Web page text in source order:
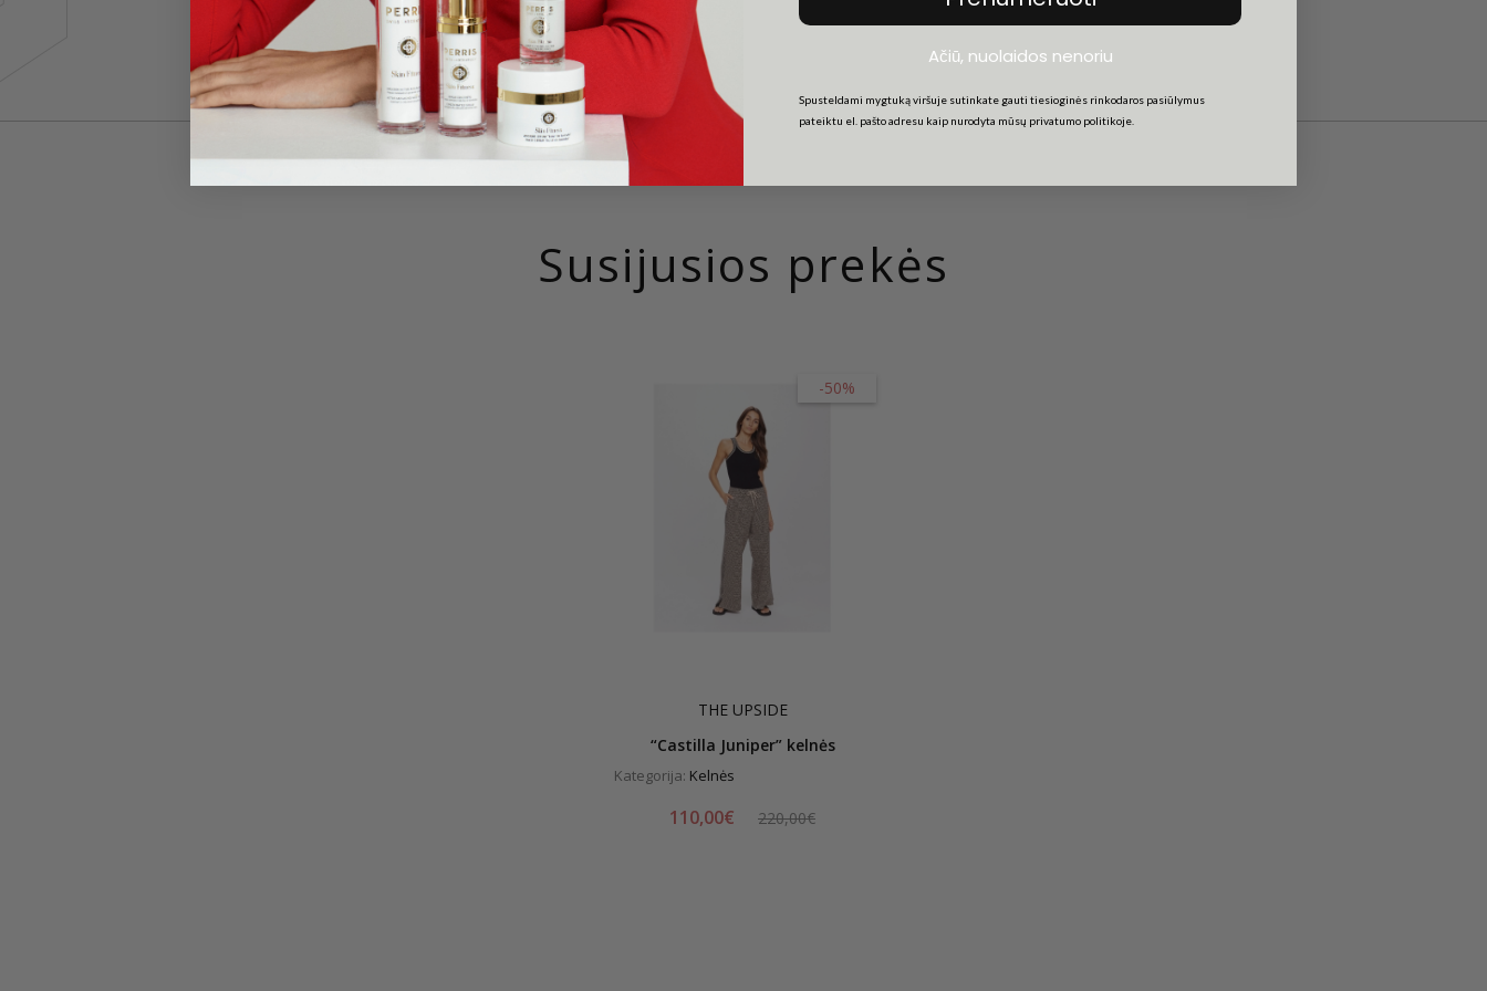
Susijusios prekės
-50%
THE UPSIDE
“Castilla Juniper” kelnės
Kategorija: Kelnės
110,00€ 220,00€
Ačiū, nuolaidos nenoriu
Spusteldami mygtuką viršuje sutinkate gauti tiesioginės rinkodaros pasiūlymus
pateiktu el. pašto adresu kaip nurodyta mūsų privatumo politikoje.